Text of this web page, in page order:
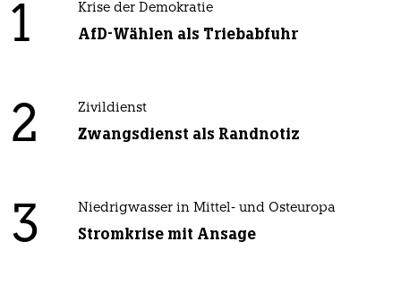
1 Krise der Demokratie
AfD-Wählen als Triebabfuhr
2 Zivildienst
Zwangsdienst als Randnotiz
3 Niedrigwasser in Mittel- und Osteuropa
Stromkrise mit Ansage